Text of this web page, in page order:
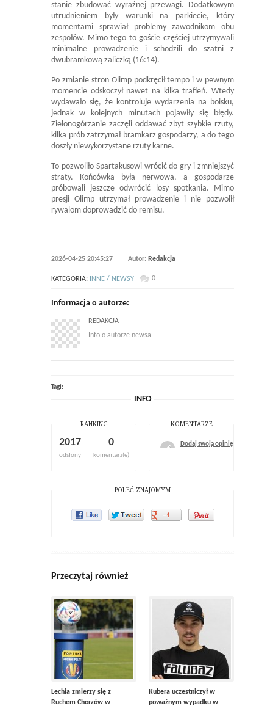
stanie zbudować wyraźnej przewagi. Dodatkowym
utrudnieniem były warunki na parkiecie, który
momentami sprawiał problemy zawodnikom obu
zespołów. Mimo tego to goście częściej utrzymywali
minimalne prowadzenie i schodzili do szatni z
dwubramkową zaliczką (16:14).
Po zmianie stron Olimp podkręcił tempo i w pewnym
momencie odskoczył nawet na kilka trafień. Wtedy
wydawało się, że kontroluje wydarzenia na boisku,
jednak w kolejnych minutach pojawiły się błędy.
Zielonogórzanie zaczęli oddawać zbyt szybkie rzuty,
kilka prób zatrzymał bramkarz gospodarzy, a do tego
doszły niewykorzystane rzuty karne.
To pozwoliło Spartakusowi wrócić do gry i zmniejszyć
straty. Końcówka była nerwowa, a gospodarze
próbowali jeszcze odwrócić losy spotkania. Mimo
presji Olimp utrzymał prowadzenie i nie pozwolił
rywalom doprowadzić do remisu.
2026-04-25 20:45:27 Autor: Redakcja
KATEGORIA: INNE / NEWSY 0
Informacja o autorze:
REDAKCJA
Info o autorze newsa
Tagi:
INFO
RANKING
2017
odsłony
0
komentarz(e)
KOMENTARZE
Dodaj swoją opinię
POLEĆ ZNAJOMYM
Przeczytaj również
Lechia zmierzy się z
Ruchem Chorzów w
Kubera uczestniczył w
poważnym wypadku w